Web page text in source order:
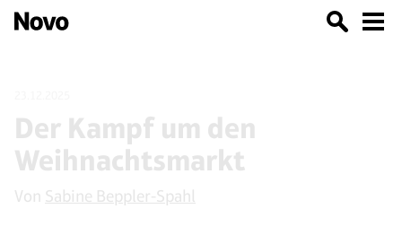
Der Kampf um den
Weihnachtsmarkt
Von Sabine Beppler-Spahl